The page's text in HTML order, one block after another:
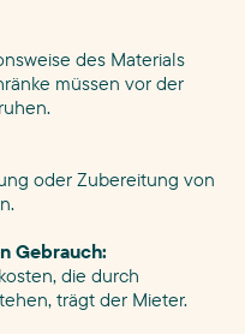
des Materials
müssen vor der
oder Zubereitung von
Gebrauch:
die durch
trägt der Mieter.